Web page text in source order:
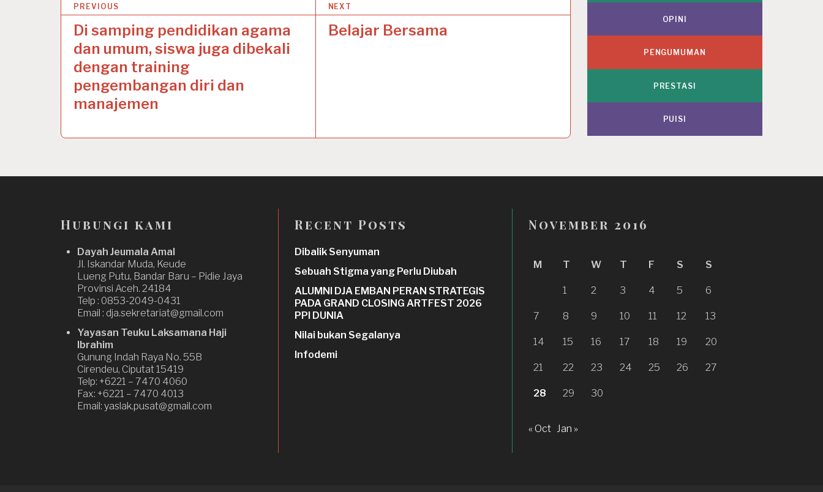
o
n
v
i
o
PREVIOUS
Di samping pendidikan agama
dan umum, siswa juga dibekali
dengan training
pengembangan diri dan
manajemen
NEXT
Belajar Bersama
OPINI
PENGUMUMAN
PRESTASI
PUISI
Hubungi kami
Dayah Jeumala Amal
Jl. Iskandar Muda, Keude
Lueng Putu, Bandar Baru – Pidie Jaya
Provinsi Aceh. 24184
Telp : 0853-2049-0431
Email : dja.sekretariat@gmail.com
Yayasan Teuku Laksamana Haji
Ibrahim
Gunung Indah Raya No. 55B
Cirendeu, Ciputat 15419
Telp: +6221 – 7470 4060
Fax: +6221 – 7470 4013
Email: yaslak.pusat@gmail.com
Recent Posts
Dibalik Senyuman
Sebuah Stigma yang Perlu Diubah
ALUMNI DJA EMBAN PERAN STRATEGIS
PADA GRAND CLOSING ARTFEST 2026
PPI DUNIA
Nilai bukan Segalanya
Infodemi
November 2016
M T W T F S S
1 2 3 4 5 6
7 8 9 10 11 12 13
14 15 16 17 18 19 20
21 22 23 24 25 26 27
28 29 30
« Oct Jan »